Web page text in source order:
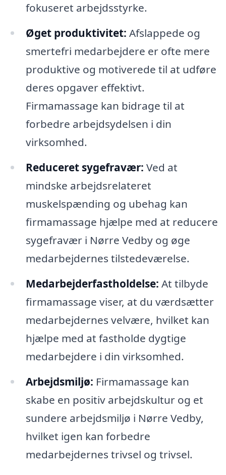
fokuseret arbejdsstyrke.
Øget produktivitet: Afslappede og
smertefri medarbejdere er ofte mere
produktive og motiverede til at udføre
deres opgaver effektivt.
Firmamassage kan bidrage til at
forbedre arbejdsydelsen i din
virksomhed.
Reduceret sygefravær: Ved at
mindske arbejdsrelateret
muskelspænding og ubehag kan
firmamassage hjælpe med at reducere
sygefravær i Nørre Vedby og øge
medarbejdernes tilstedeværelse.
Medarbejderfastholdelse: At tilbyde
firmamassage viser, at du værdsætter
medarbejdernes velvære, hvilket kan
hjælpe med at fastholde dygtige
medarbejdere i din virksomhed.
Arbejdsmiljø: Firmamassage kan
skabe en positiv arbejdskultur og et
sundere arbejdsmiljø i Nørre Vedby,
hvilket igen kan forbedre
medarbejdernes trivsel og trivsel.